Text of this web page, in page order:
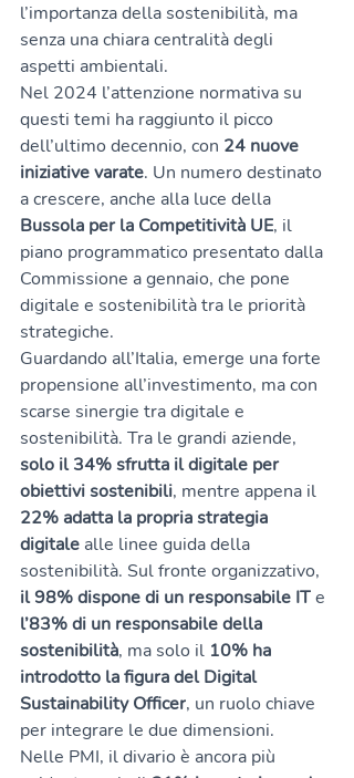
l’importanza della sostenibilità, ma
senza una chiara centralità degli
aspetti ambientali.
Nel 2024 l’attenzione normativa su
questi temi ha raggiunto il picco
dell’ultimo decennio, con 24 nuove
iniziative varate. Un numero destinato
a crescere, anche alla luce della
Bussola per la Competitività UE, il
piano programmatico presentato dalla
Commissione a gennaio, che pone
digitale e sostenibilità tra le priorità
strategiche.
Guardando all’Italia, emerge una forte
propensione all’investimento, ma con
scarse sinergie tra digitale e
sostenibilità. Tra le grandi aziende,
solo il 34% sfrutta il digitale per
obiettivi sostenibili, mentre appena il
22% adatta la propria strategia
digitale alle linee guida della
sostenibilità. Sul fronte organizzativo,
il 98% dispone di un responsabile IT e
l’83% di un responsabile della
sostenibilità, ma solo il 10% ha
introdotto la figura del Digital
Sustainability Officer, un ruolo chiave
per integrare le due dimensioni.
Nelle PMI, il divario è ancora più